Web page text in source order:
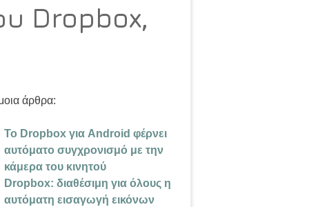
Dropbox,
άρθρα:
Το Dropbox για Android φέρνει
αυτόματο συγχρονισμό με την
κάμερα του κινητού
Dropbox: διαθέσιμη για όλους η
αυτόματη εισαγωγή εικόνων